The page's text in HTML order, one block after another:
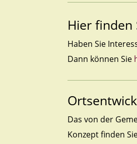
Hier finden
Haben Sie
Dann können Sie
Das von der
Konzept finden